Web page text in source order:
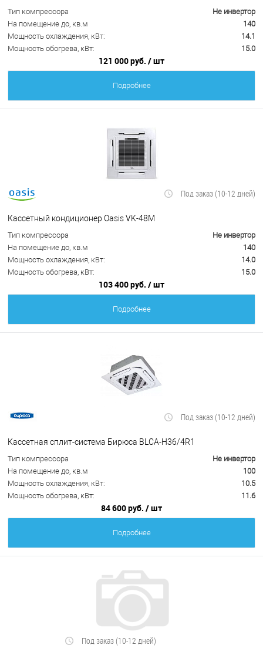
Тип компрессора
Не инвертор
На помещение до, кв.м
140
Мощность охлаждения, кВт:
14.1
Мощность обогрева, кВт:
15.0
121 000 руб. / шт
Подробнее
Под заказ (10-12 дней)
Кассетный кондиционер Oasis VK-48M
Тип компрессора
Не инвертор
На помещение до, кв.м
140
Мощность охлаждения, кВт:
14.0
Мощность обогрева, кВт:
15.0
103 400 руб. / шт
Подробнее
Под заказ (10-12 дней)
Кассетная сплит-система Бирюса BLCA-H36/4R1
Тип компрессора
Не инвертор
На помещение до, кв.м
100
Мощность охлаждения, кВт:
10.5
Мощность обогрева, кВт:
11.6
84 600 руб. / шт
Подробнее
Под заказ (10-12 дней)